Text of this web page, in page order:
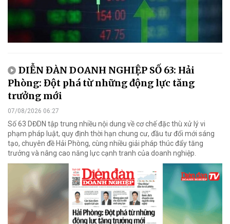
DIỄN ĐÀN DOANH NGHIỆP SỐ 63: Hải
Phòng: Đột phá từ những động lực tăng
trưởng mới
07/08/2026 06:27
Số 63 DĐDN tập trung nhiều nội dung về cơ chế đặc thù xử lý vi
phạm pháp luật, quy định thời hạn chung cư, đầu tư đổi mới sáng
tạo, chuyên đề Hải Phòng, cùng nhiều giải pháp thúc đẩy tăng
trưởng và nâng cao năng lực cạnh tranh của doanh nghiệp.